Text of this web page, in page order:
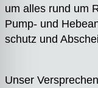
um alles rund um
Pump- und
schutz und
Unser